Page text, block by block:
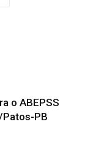
o ABEPSS
Patos-PB